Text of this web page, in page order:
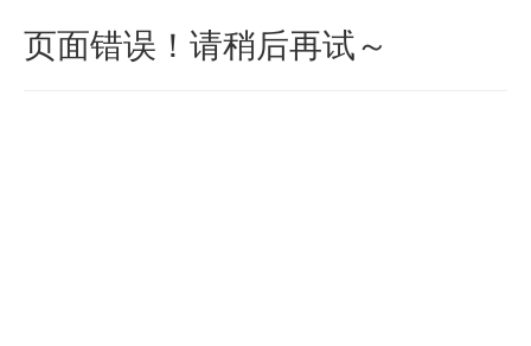
页面错误！请稍后再试～